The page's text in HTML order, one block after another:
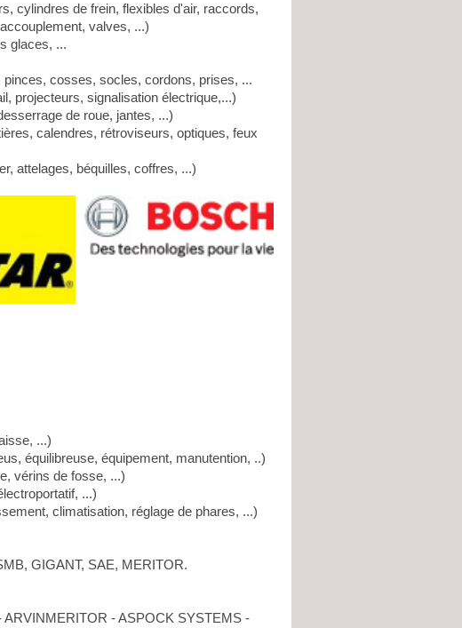
cylindres de frein, flexibles d'air, raccords,
valves, ...)
glaces, ...
cosses, socles, cordons, prises, ...
projecteurs, signalisation électrique,...)
de roue, jantes, ...)
calendres, rétroviseurs, optiques, feux
attelages, béquilles, coffres, ...)
...)
équilibreuse, équipement, manutention, ..)
vérins de fosse, ...)
...)
climatisation, réglage de phares, ...)
GIGANT, SAE, MERITOR.
- ASPOCK SYSTEMS -